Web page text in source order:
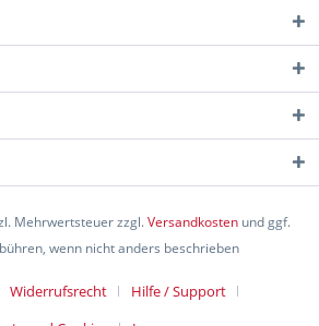
Mehrwertsteuer zzgl.Versandkosten und ggf.
wenn nicht anders beschrieben
Widerrufsrecht
Hilfe / Support